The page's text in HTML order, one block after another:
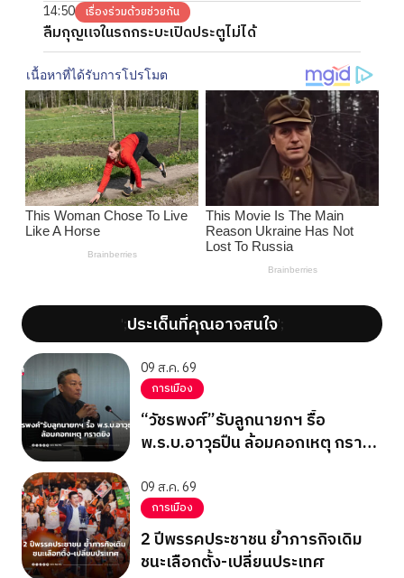
14:50 เรื่องร่วมด้วยช่วยกัน
ลืมกุญแจในรถกระบะเปิดประตูไม่ได้
';ประเด็นที่คุณอาจสนใจ';
09 ส.ค. 69
การเมือง
“วัชรพงศ์”รับลูกนายกฯ รื้อ
พ.ร.บ.อาวุธปืน ล้อมคอกเหตุ กราด
09 ส.ค. 69
การเมือง
2 ปีพรรคประชาชน ย้ำภารกิจเดิม
ชนะเลือกตั้ง-เปลี่ยนประเทศ